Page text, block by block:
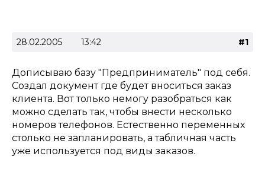
28.02.2005 13:42 #1
Дописываю базу "Предприниматель" под себя.
Создал документ где будет вноситься заказ
клиента. Вот только немогу разобраться как
можно сделать так, чтобы внести несколько
номеров телефонов. Естественно переменных
столько не запланировать, а табличная часть
уже используется под виды заказов.